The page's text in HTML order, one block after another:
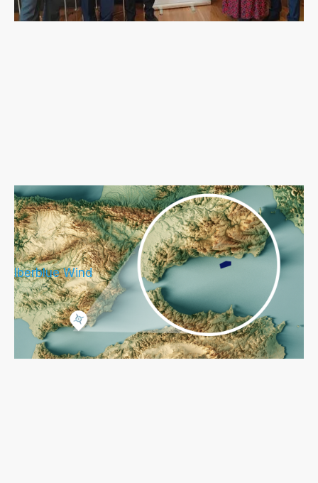
IberBlue Wind proyecta su segundo
parque eólico flotante en la costa de
Andalucía
Iberblue Wind